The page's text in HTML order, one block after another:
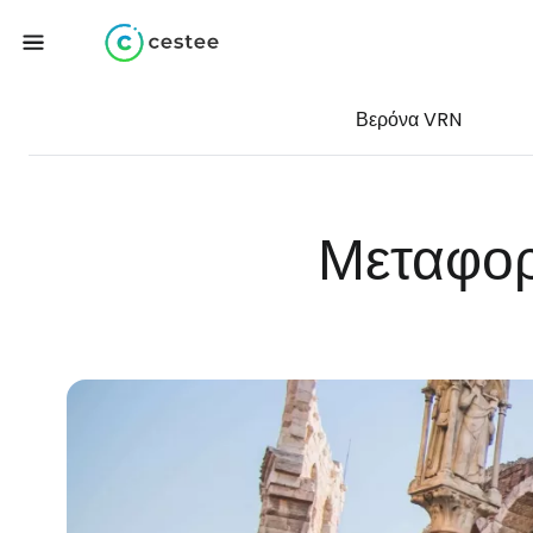
Βερόνα VRN